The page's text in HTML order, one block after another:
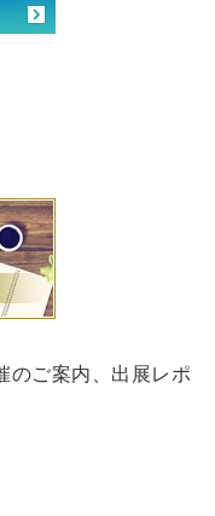
のご案内、出展レポ